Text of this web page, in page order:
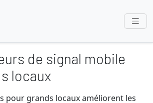
de signal mobile
locaux
pour grands locaux améliorent les